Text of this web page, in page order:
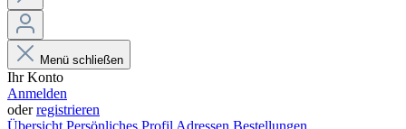
Menü schließen
Ihr Konto
Anmelden
oderregistrieren
Übersicht Persönliches Profil Adressen Bestellungen